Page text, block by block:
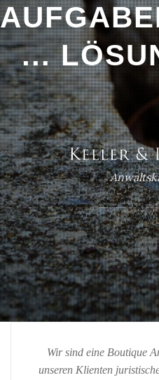
...
Wir sind eine Boutique
unseren Klienten